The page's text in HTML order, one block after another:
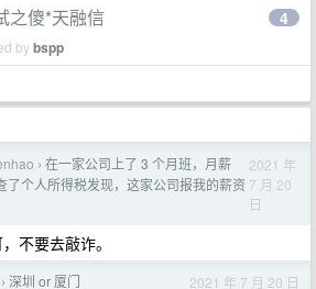
之傻*天融信
bybspp
4
› 在一家公司上了 3 个月班，月薪
了个人所得税发现，这家公司报我的薪资
2021 年
7 月 20
日
不要去敲诈。
› 深圳 or 厦门 2021 年 7 月 20 日